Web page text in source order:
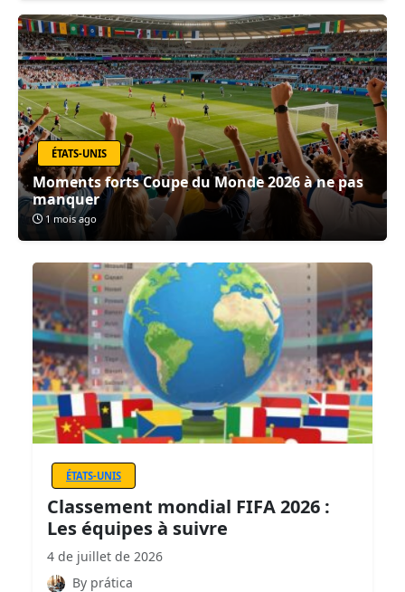
ÉTATS-UNIS
Moments forts Coupe du Monde 2026 à ne pas
manquer
1 mois ago
ÉTATS-UNIS
Classement mondial FIFA 2026 :
Les équipes à suivre
4 de juillet de 2026
By prática